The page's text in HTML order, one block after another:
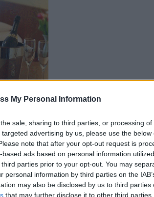
My Personal Information
sale, sharing to third parties, or processing
advertising by us, please use the
note that after your opt-out request is
ads based on personal information
parties prior to your opt-out. You may
personal information by third parties on the
may also be disclosed by us to third parties
that may further disclose it to other third parties.